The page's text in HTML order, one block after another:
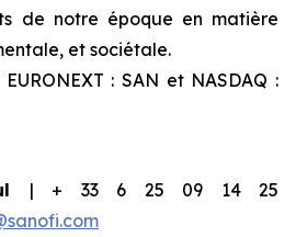
de notre époque en matière
et sociétale.
: SAN et NASDAQ :
| + 33 6 25 09 14 25